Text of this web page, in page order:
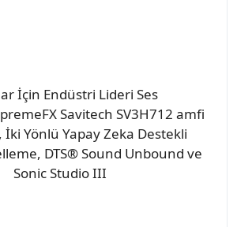
İçin Endüstri Lideri Ses
Savitech SV3H712 amfi
İki Yönlü Yapay Zeka Destekli
DTS® Sound Unbound ve
Sonic Studio III